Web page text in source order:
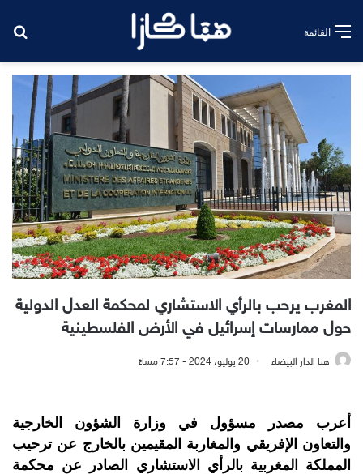
القائمة
المغرب يرحب بالرأي الاستشاري لمحكمة العدل الدولية
حول ممارسات إسرائيل في الأرض الفلسطينية
هنا الدار البيضاء 20 يوليو، 2024 - 7:57 مساءً
أعرب مصدر مسؤول في وزارة الشؤون الخارجية
والتعاون الإفريقي والمغاربة المقيمين بالخارج عن ترحيب
المملكة المغربية بالرأي الاستشاري الصادر عن محكمة